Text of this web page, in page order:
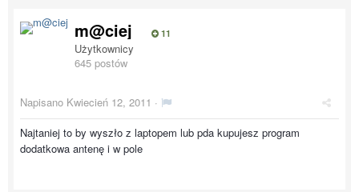
m@ciej 11
Użytkownicy
645 postów
Napisano Kwiecień 12, 2011 ·
Najtaniej to by wyszło z laptopem lub pda kupujesz program
dodatkowa antenę i w pole